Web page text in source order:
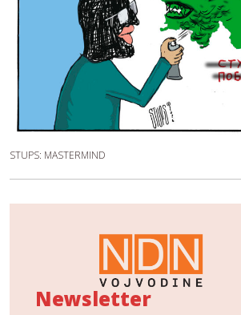
STUPS: MASTERMIND
Newsletter